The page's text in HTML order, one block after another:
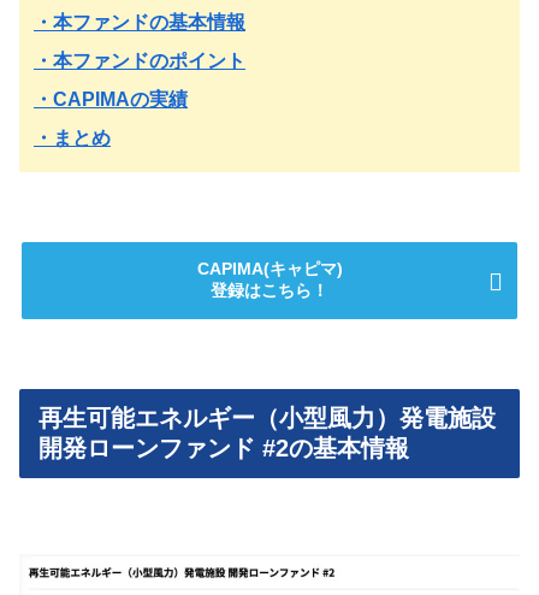
・本ファンドの基本情報
・本ファンドのポイント
・CAPIMAの実績
・まとめ
CAPIMA(キャピマ)
登録はこちら！
再生可能エネルギー（小型風力）発電施設
開発ローンファンド #2の基本情報